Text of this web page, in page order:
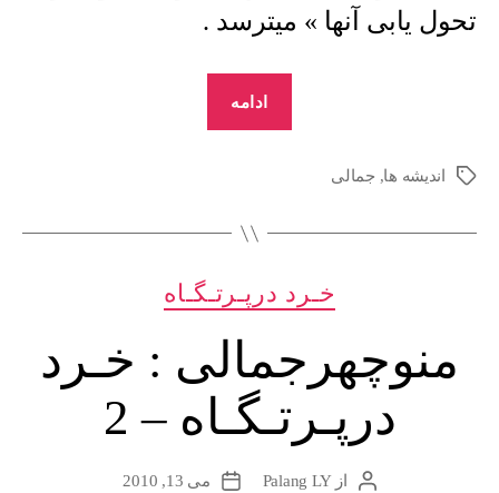
تحول یابی آنها » میترسد .
ادامه
:
–
برچسب‌هااندیشه ها, جمالی
دسته‌ها
خـرد درپـرتـگـاه
منوچهرجمالی : خـرد
درپـرتـگـاه – 2
نویسندهٔ
ازPalang LY
تاریخمی 13, 2010